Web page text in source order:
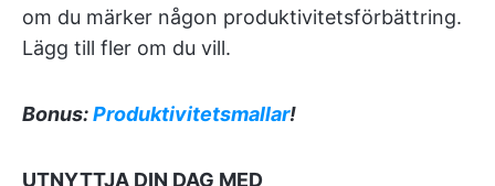
om du märker någon produktivitetsförbättring.
Lägg till fler om du vill.
Bonus:Produktivitetsmallar!
UTNYTTJA DIN DAG MED